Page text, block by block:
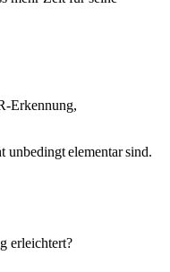
Erkennung,
elementar sind.
erleichtert?